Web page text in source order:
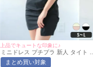
上品でキュートな印象に♪
ミニドレス プチプラ 新人 タイト 袖
あり セクシー シアー袖 低身長 谷間
背中魅せ 同伴 ウエストベルト 白 黒
まとめ買い対象